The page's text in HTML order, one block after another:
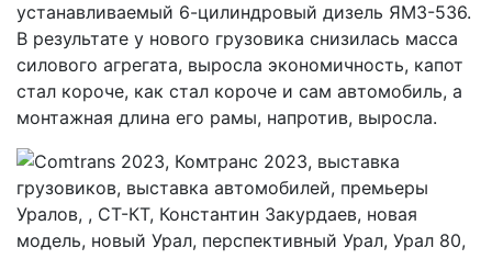
устанавливаемый 6-цилиндровый дизель ЯМЗ-536.
В результате у нового грузовика снизилась масса
силового агрегата, выросла экономичность, капот
стал короче, как стал короче и сам автомобиль, а
монтажная длина его рамы, напротив, выросла.